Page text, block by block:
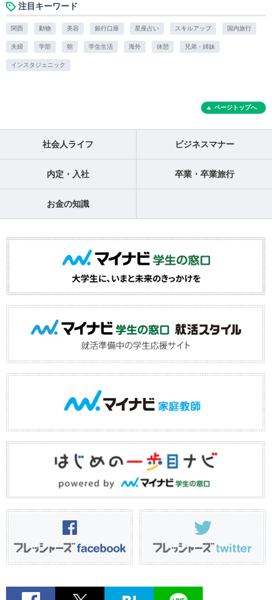
注目キーワード
関西 動物 美容 銀行口座 星座占い スキルアップ 国内旅行
夫婦 学部 朝 学生生活 海外 休憩 兄弟・姉妹
インスタジェニック
ページトップへ
社会人ライフ ビジネスマナー
内定・入社 卒業・卒業旅行
お金の知識